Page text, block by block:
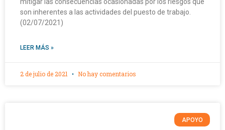
mitigar las consecuencias ocasionadas por los riesgos que
son inherentes a las actividades del puesto de trabajo.
(02/07/2021)
LEER MÁS »
2 de julio de 2021 No hay comentarios
APOYO